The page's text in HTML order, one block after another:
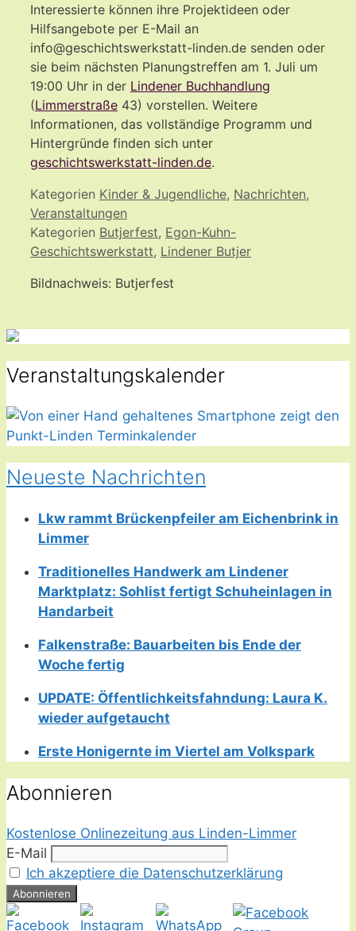
Interessierte können ihre Projektideen oder
Hilfsangebote per E-Mail an
info@geschichtswerkstatt-linden.de senden oder
sie beim nächsten Planungstreffen am 1. Juli um
19:00 Uhr in der Lindener Buchhandlung
(Limmerstraße 43) vorstellen. Weitere
Informationen, das vollständige Programm und
Hintergründe finden sich unter
geschichtswerkstatt-linden.de.
Kategorien Kinder & Jugendliche, Nachrichten,
Veranstaltungen
Kategorien Butjerfest, Egon-Kuhn-
Geschichtswerkstatt, Lindener Butjer
Bildnachweis: Butjerfest
Veranstaltungskalender
Neueste Nachrichten
Lkw rammt Brückenpfeiler am Eichenbrink in
Limmer
Traditionelles Handwerk am Lindener
Marktplatz: Sohlist fertigt Schuheinlagen in
Handarbeit
Falkenstraße: Bauarbeiten bis Ende der
Woche fertig
UPDATE: Öffentlichkeitsfahndung: Laura K.
wieder aufgetaucht
Erste Honigernte im Viertel am Volkspark
Abonnieren
Kostenlose Onlinezeitung aus Linden-Limmer
E-Mail
Ich akzeptiere die Datenschutzerklärung